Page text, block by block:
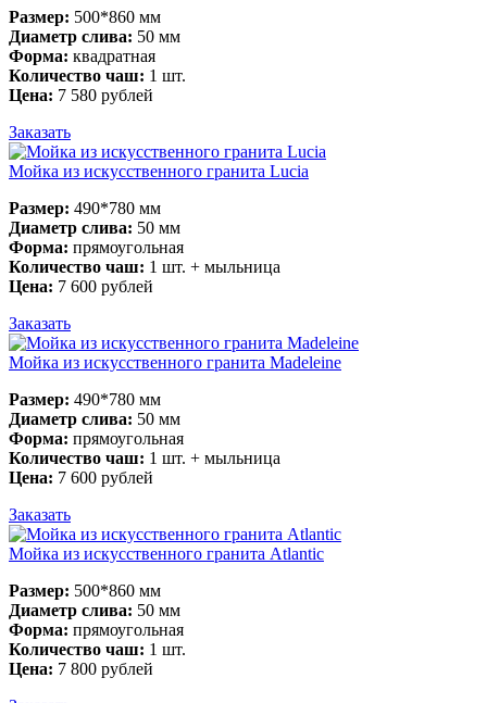
Размер: 500*860 мм
Диаметр слива: 50 мм
Форма: квадратная
Количество чаш: 1 шт.
Цена: 7 580 рублей
Заказать
Мойка из искусственного гранита Lucia
Размер: 490*780 мм
Диаметр слива: 50 мм
Форма: прямоугольная
Количество чаш: 1 шт. + мыльница
Цена: 7 600 рублей
Заказать
Мойка из искусственного гранита Madeleine
Размер: 490*780 мм
Диаметр слива: 50 мм
Форма: прямоугольная
Количество чаш: 1 шт. + мыльница
Цена: 7 600 рублей
Заказать
Мойка из искусственного гранита Atlantic
Размер: 500*860 мм
Диаметр слива: 50 мм
Форма: прямоугольная
Количество чаш: 1 шт.
Цена: 7 800 рублей